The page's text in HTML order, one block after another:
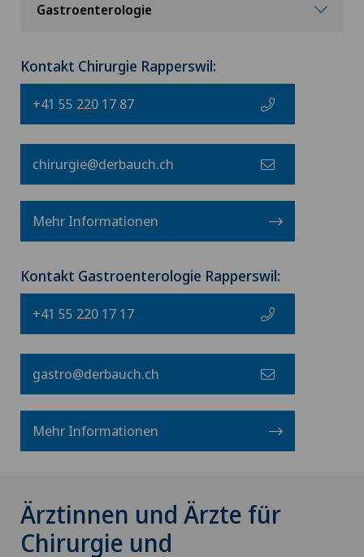
Gastroenterologie
Kontakt Chirurgie Rapperswil:
+41 55 220 17 87
chirurgie@derbauch.ch
Mehr Informationen
Kontakt Gastroenterologie Rapperswil:
+41 55 220 17 17
gastro@derbauch.ch
Mehr Informationen
Ärztinnen und Ärzte für
Chirurgie und